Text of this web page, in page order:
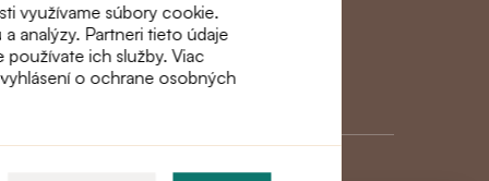
využívame súbory cookie.
analýzy. Partneri tieto údaje
používate ich služby. Viac
o ochrane osobných